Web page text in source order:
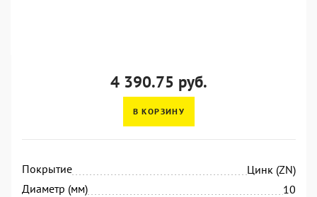
4 390.75 руб.
В КОРЗИНУ
Покрытие
Цинк (ZN)
Диаметр (мм)
10